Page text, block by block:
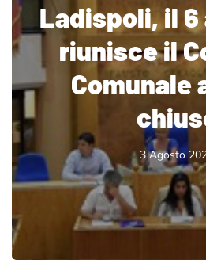
Ladispoli, il
riunisce il
Comunale
3 Agosto